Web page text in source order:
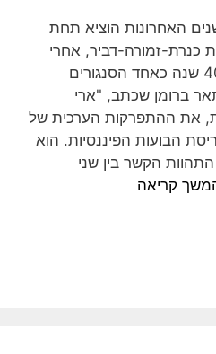
שבמהלך 16 השנים האחרונות הוציא תחת
כנרת-זמורה-דביר, אחרי
שפרש בתום קריירה בת 40 שנה כאחד הסנגורים
ברומן שכתב, "ארי
את ההתפרקות הערכית של
הבועות הפיננסיות. הוא
הקשר בין שני
קריאה